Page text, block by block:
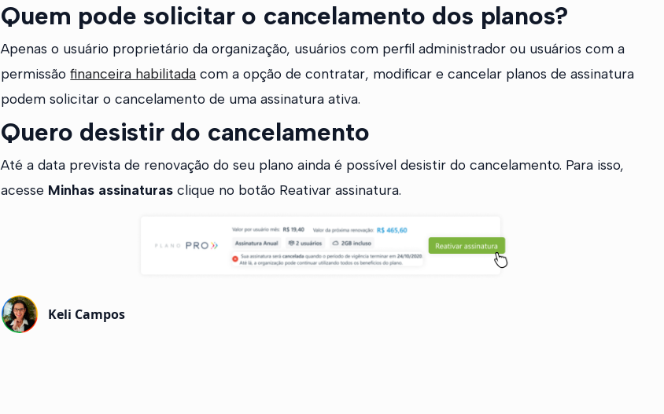
Quem pode solicitar o cancelamento dos planos?
Apenas o usuário proprietário da organização, usuários com perfil administrador ou usuários com a
permissãofinanceira habilitada com a opção de contratar, modificar e cancelar planos de assinatura
podem solicitar o cancelamento de uma assinatura ativa.
Quero desistir do cancelamento
Até a data prevista de renovação do seu plano ainda é possível desistir do cancelamento. Para isso,
acesse Minhas assinaturas clique no botão Reativar assinatura.
Keli Campos